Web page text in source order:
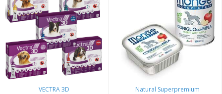
VECTRA 3D
Natural Superpremium